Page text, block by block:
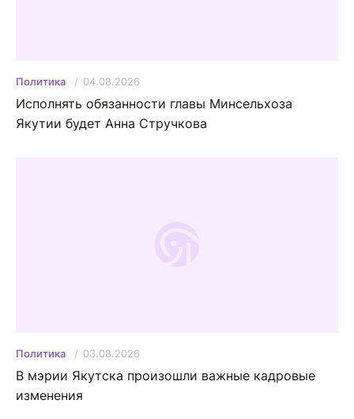
Политика 04.08.2026
Исполнять обязанности главы Минсельхоза
Якутии будет Анна Стручкова
Политика 03.08.2026
В мэрии Якутска произошли важные кадровые
изменения